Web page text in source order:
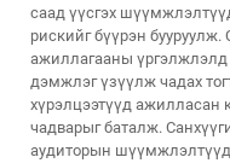
саад үүсгэх
рискийг бүүрэн
ажиллагааны үргэлжлэлд
дэмжлэг үзүүлж чадах
хүрэлцээтүүд ажилласан
чадварыг баталж.
аудиторын